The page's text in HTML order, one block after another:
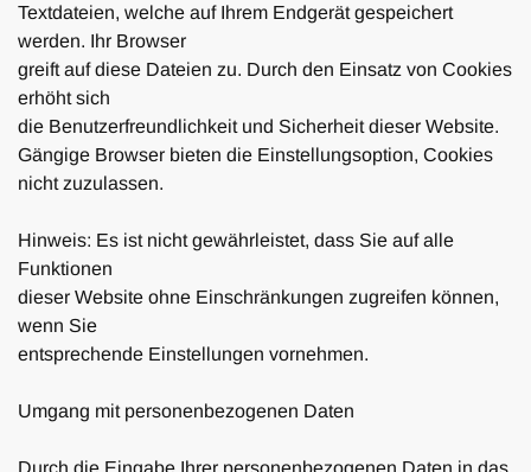
Textdateien, welche auf Ihrem Endgerät gespeichert
werden. Ihr Browser
greift auf diese Dateien zu. Durch den Einsatz von Cookies
erhöht sich
die Benutzerfreundlichkeit und Sicherheit dieser Website.
Gängige Browser bieten die Einstellungsoption, Cookies
nicht zuzulassen.
Hinweis: Es ist nicht gewährleistet, dass Sie auf alle
Funktionen
dieser Website ohne Einschränkungen zugreifen können,
wenn Sie
entsprechende Einstellungen vornehmen.
Umgang mit personenbezogenen Daten
Durch die Eingabe Ihrer personenbezogenen Daten in das